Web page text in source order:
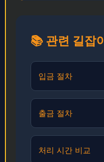
📚 관련 길잡이
입금 절차
출금 절차
처리 시간 비교